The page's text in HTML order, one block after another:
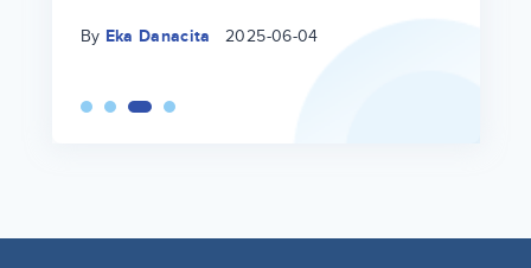
By Eka Danacita 2025-06-04